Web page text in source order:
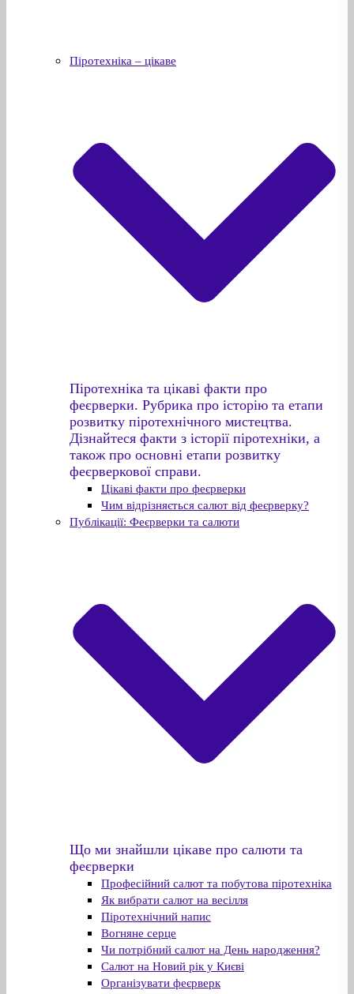
Піротехніка – цікаве
Піротехніка та цікаві факти про
феєрверки. Рубрика про історію та етапи
розвитку піротехнічного мистецтва.
Дізнайтеся факти з історії піротехніки, а
також про основні етапи розвитку
феєрверкової справи.
Цікаві факти про феєрверки
Чим відрізняється салют від феєрверку?
Публікації: Феєрверки та салюти
Що ми знайшли цікаве про салюти та
феєрверки
Професійний салют та побутова піротехніка
Як вибрати салют на весілля
Піротехнічний напис
Вогняне серце
Чи потрібний салют на День народження?
Салют на Новий рік у Києві
Організувати феєрверк